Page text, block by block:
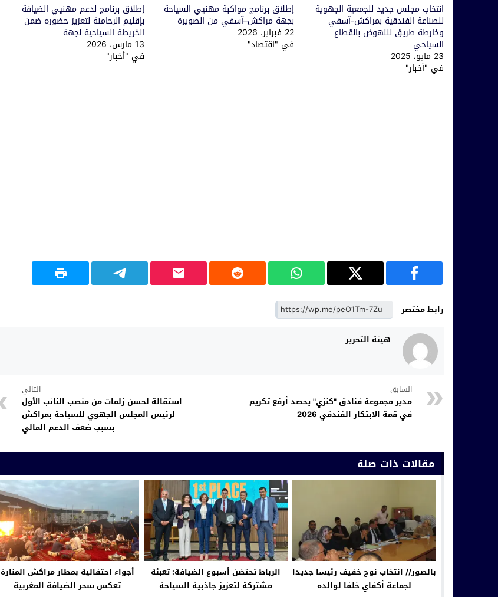
انتخاب مجلس جديد للجمعية الجهوية
للصناعة الفندقية بمراكش-آسفي
وخارطة طريق للنهوض بالقطاع
السياحي
23 مايو، 2025
في "أخبار"
إطلاق برنامج مواكبة مهنيي السياحة
بجهة مراكش–آسفي من الصويرة
22 فبراير، 2026
في "اقتصاد"
إطلاق برنامج لدعم مهنيي الضيافة
بإقليم الرحامنة لتعزيز حضوره ضمن
الخريطة السياحية لجهة
13 مارس، 2026
في "أخبار"
رابط مختصر
هيئة التحرير
السابق
مدير مجموعة فنادق "كنزي" يحصد أرفع تكريم
في قمة الابتكار الفندقي 2026
التالي
استقالة لحسن زلمات من منصب النائب الأول
لرئيس المجلس الجهوي للسياحة بمراكش
بسبب ضعف الدعم المالي
مقالات ذات صلة
بالصور// انتخاب نوح خفيف رئيسا جديدا
لجماعة أكفاي خلفا لوالده
الرباط تحتضن أسبوع الضيافة: تعبئة
مشتركة لتعزيز جاذبية السياحة
أجواء احتفالية بمطار مراكش المنارة
تعكس سحر الضيافة المغربية